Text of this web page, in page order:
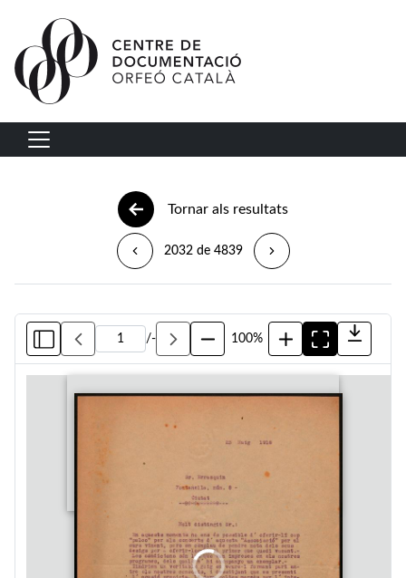
Vés al contingut
Navegació principal
Tornar als resultats
2032 de 4839
/- 100%